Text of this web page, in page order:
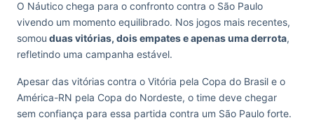
O Náutico chega para o confronto contra o São Paulo
vivendo um momento equilibrado. Nos jogos mais recentes,
somou duas vitórias, dois empates e apenas uma derrota,
refletindo uma campanha estável.
Apesar das vitórias contra o Vitória pela Copa do Brasil e o
América-RN pela Copa do Nordeste, o time deve chegar
sem confiança para essa partida contra um São Paulo forte.